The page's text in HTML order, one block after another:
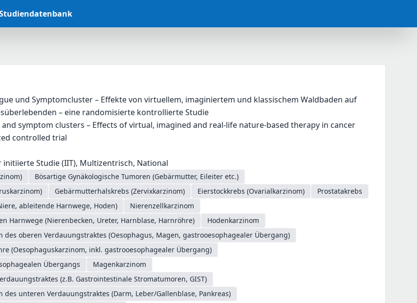
und Symptomcluster – Effekte von virtuellem, imaginiertem und klassischem Waldbaden auf
– eine randomisierte kontrollierte Studie
symptom clusters – Effects of virtual, imagined and real-life nature-based therapy in cancer
controlled trial
Studie (IIT), Multizentrisch, National
Bösartige Gynäkologische Tumoren (Gebärmutter, Eileiter etc.)
Gebärmutterhalskrebs (Zervixkarzinom) Eierstockkrebs (Ovarialkarzinom)
Prostatakrebs
ableitende Harnwege, Hoden)
Nierenzellkarzinom
Harnwege (Nierenbecken, Ureter, Harnblase, Harnröhre)
Hodenkarzinom
des oberen Verdauungstraktes (Oesophagus, Magen, gastrooesophagealer Übergang)
(Oesophaguskarzinom, inkl. gastrooesophagealer Übergang)
Übergangs
Magenkarzinom
(z.B. Gastrointestinale Stromatumoren, GIST)
des unteren Verdauungstraktes (Darm, Leber/Gallenblase, Pankreas)